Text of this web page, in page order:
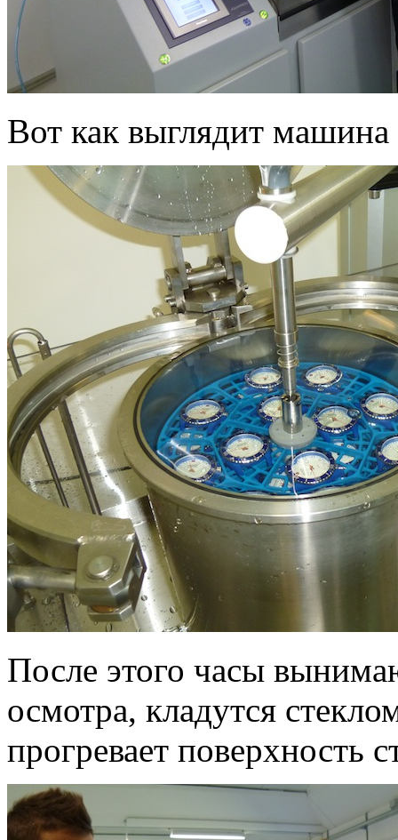
Вот как выглядит машина
После этого часы
осмотра, кладутся
прогревает поверхность